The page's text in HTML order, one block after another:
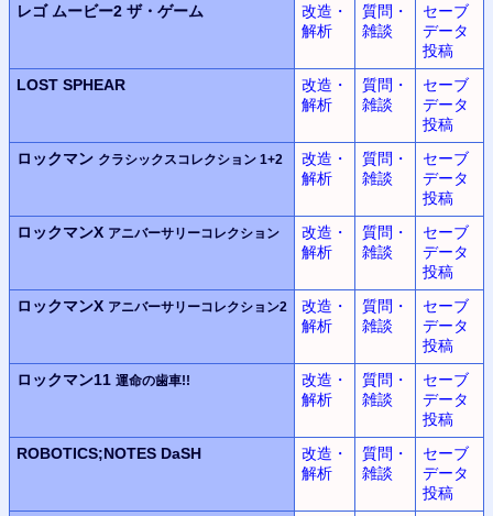
レゴ ムービー2 ザ・ゲーム
改造・
解析
質問・
雑談
セーブ
データ
投稿
LOST SPHEAR
改造・
解析
質問・
雑談
セーブ
データ
投稿
ロックマン クラシックスコレクション 1+2
改造・
解析
質問・
雑談
セーブ
データ
投稿
ロックマンX アニバーサリーコレクション
改造・
解析
質問・
雑談
セーブ
データ
投稿
ロックマンX アニバーサリーコレクション2
改造・
解析
質問・
雑談
セーブ
データ
投稿
ロックマン11 運命の歯車!!
改造・
解析
質問・
雑談
セーブ
データ
投稿
ROBOTICS;NOTES DaSH
改造・
解析
質問・
雑談
セーブ
データ
投稿